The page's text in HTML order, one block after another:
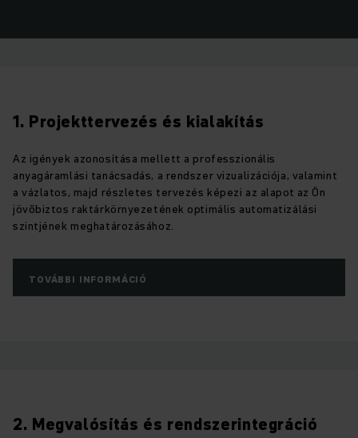
1. Projekttervezés és kialakítás
Az igények azonosítása mellett a professzionális
anyagáramlási tanácsadás, a rendszer vizualizációja, valamint
a vázlatos, majd részletes tervezés képezi az alapot az Ön
jövőbiztos raktárkörnyezetének optimális automatizálási
szintjének meghatározásához.
TOVÁBBI INFORMÁCIÓ
2. Megvalósítás és rendszerintegráció